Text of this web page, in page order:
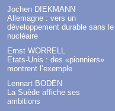
Jochen DIEKMANN
Allemagne : vers un
développement durable sans le
nucléaire
Ernst WORRELL
Etats-Unis : des «pionniers»
montrent l’exemple
Lennart BODÉN
La Suède affiche ses
ambitions